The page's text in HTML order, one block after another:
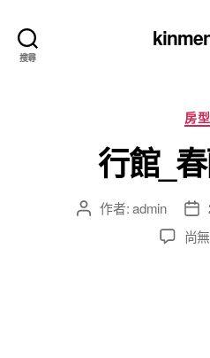
搜尋
分
類
房型
行館_
文 作者:admin
文
章
發
在
尚